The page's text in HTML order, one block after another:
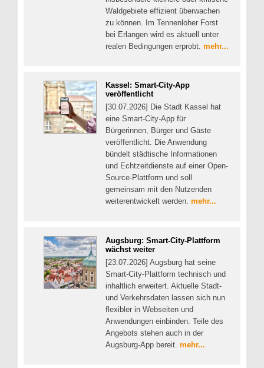
Waldgebiete effizient überwachen
zu können. Im Tennenloher Forst
bei Erlangen wird es aktuell unter
realen Bedingungen erprobt. mehr...
Kassel: Smart-City-App
veröffentlicht
[30.07.2026] Die Stadt Kassel hat
eine Smart-City-App für
Bürgerinnen, Bürger und Gäste
veröffentlicht. Die Anwendung
bündelt städtische Informationen
und Echtzeitdienste auf einer Open-
Source-Plattform und soll
gemeinsam mit den Nutzenden
weiterentwickelt werden. mehr...
Augsburg: Smart-City-Plattform
wächst weiter
[23.07.2026] Augsburg hat seine
Smart-City-Plattform technisch und
inhaltlich erweitert. Aktuelle Stadt-
und Verkehrsdaten lassen sich nun
flexibler in Webseiten und
Anwendungen einbinden. Teile des
Angebots stehen auch in der
Augsburg-App bereit. mehr...